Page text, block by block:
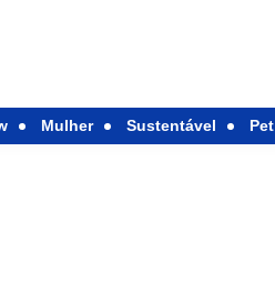
Mulher Sustentável Pet